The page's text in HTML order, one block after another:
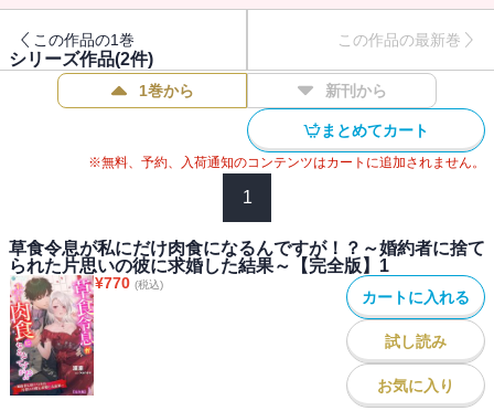
だがある日、我慢のできなくなったレオナルドがついに豹変！
気付けばアイリーンは彼の手のひらで転がされ、熱く愛されること
悔しくなったアイリーンは、レオナルドを襲い返しにいくもののー
欲望にまっすぐな王女と、肉食に豹変した絶倫令息の、互いを翻弄
た片思いの彼に求婚した結果～【完全版】2』には「やり返した後
に、やり返される」～「エピローグ」を収録
この作品の1巻 この作品の最新巻
シリーズ作品(2件)
1巻から 新刊から
まとめてカート
※無料、予約、入荷通知のコンテンツはカートに追加されません。
1
草食令息が私にだけ肉食になるんですが！？～婚約者に捨て
られた片思いの彼に求婚した結果～【完全版】1
¥770 (税込)
カートに入れる
試し読み
お気に入り